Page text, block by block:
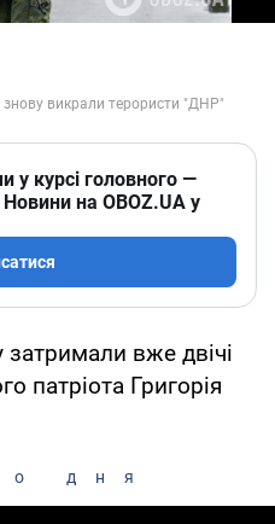
у курсі головного —
на OBOZ.UA у
вже двічі
патріота Григорія
дня